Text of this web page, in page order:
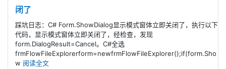
闭了
踩坑日志：C# Form.ShowDialog显示模式窗体立即关闭了，执行以下
代码，显示模式窗体立即关闭了，经检查，发现
form.DialogResult=Cancel。C#全选
frmFlowFileExplorerform=newfrmFlowFileExplorer();if(form.Sho
w 阅读全文